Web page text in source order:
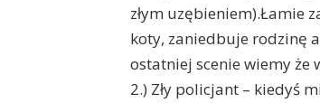
złym uzębieniem).Łamie
koty, zaniedbuje rodzinę
ostatniej scenie wiemy że
2.) Zły policjant – kiedyś